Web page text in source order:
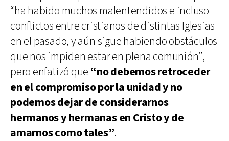
“ha habido muchos malentendidos e incluso
conflictos entre cristianos de distintas Iglesias
en el pasado, y aún sigue habiendo obstáculos
que nos impiden estar en plena comunión”,
pero enfatizó que “no debemos retroceder
en el compromiso por la unidad y no
podemos dejar de considerarnos
hermanos y hermanas en Cristo y de
amarnos como tales”.